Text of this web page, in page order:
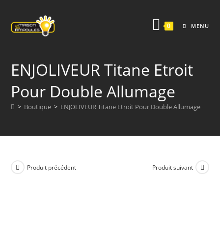
content
0 MENU
ENJOLIVEUR Titane Etroit
Pour Double Allumage
> Boutique > ENJOLIVEUR Titane Etroit Pour Double Allumage
Produit précédent Produit suivant